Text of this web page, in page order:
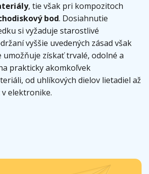
, tie však pri kompozitoch
bod. Dosiahnutie
si vyžaduje starostlivé
vyššie uvedených zásad však
umožňuje získať trvalé, odolné a
prakticky akomkoľvek
od uhlíkových dielov lietadiel až
elektronike.